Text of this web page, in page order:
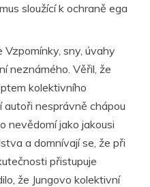
sloužící k ochraně ega
Vzpomínky, sny, úvahy
neznámého. Věřil, že
kolektivního
nesprávně chápou
nevědomí jako jakousi
a domnívají se, že při
přistupuje
že Jungovo kolektivní